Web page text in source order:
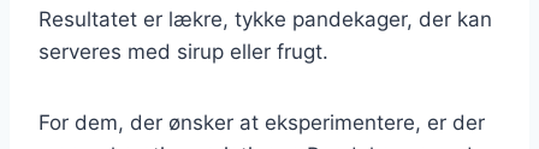
Resultatet er lækre, tykke pandekager, der kan
serveres med sirup eller frugt.
For dem, der ønsker at eksperimentere, er der